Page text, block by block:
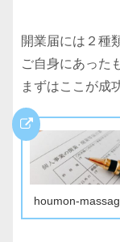
開業届には２種
ご自身にあった
まずはここが成
houmon-